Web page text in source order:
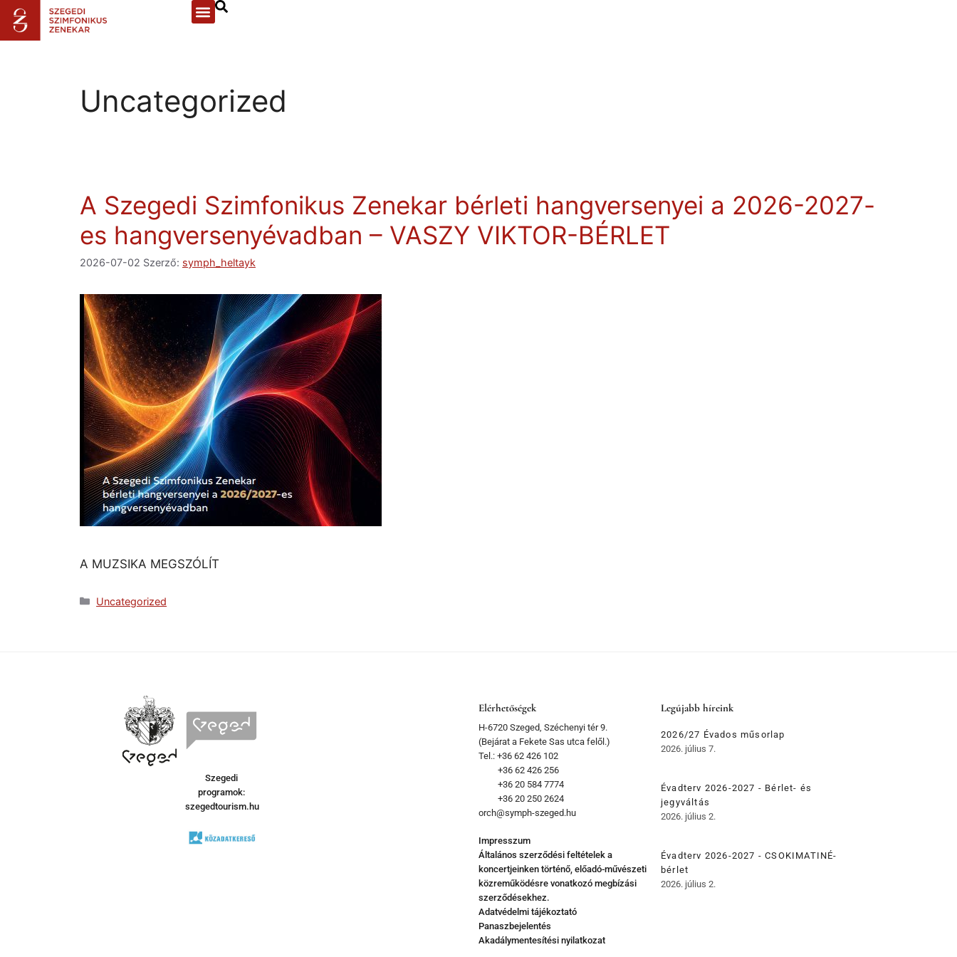
Uncategorized
A Szegedi Szimfonikus Zenekar bérleti hangversenyei a 2026-2027-
es hangversenyévadban – VASZY VIKTOR-BÉRLET
2026-07-02 Szerző: symph_heltayk
A MUZSIKA MEGSZÓLÍT
Uncategorized
Szegedi
programok:
szegedtourism.hu
Elérhetőségek
H-6720 Szeged, Széchenyi tér 9.
(Bejárat a Fekete Sas utca felől.)
Tel.: +36 62 426 102
+36 62 426 256
+36 20 584 7774
+36 20 250 2624
orch@symph-szeged.hu
Impresszum
Általános szerződési feltételek a
koncertjeinken történő, előadó-művészeti
közreműködésre vonatkozó megbízási
szerződésekhez.
Adatvédelmi tájékoztató
Panaszbejelentés
Akadálymentesítési nyilatkozat
Legújabb híreink
2026/27 Évados műsorlap
2026. július 7.
Évadterv 2026-2027 - Bérlet- és
jegyváltás
2026. július 2.
Évadterv 2026-2027 - CSOKIMATINÉ-
bérlet
2026. július 2.